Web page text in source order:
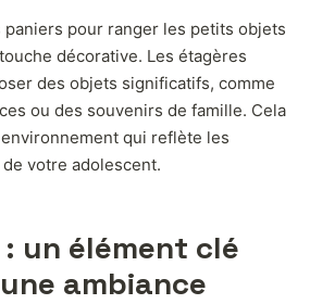
paniers pour ranger les petits objets
décorative. Les étagères
des objets significatifs, comme
ou des souvenirs de famille. Cela
qui reflète les
votre adolescent.
: un élément clé
ambiance